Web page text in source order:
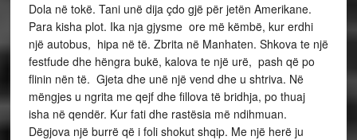
Dola në tokë. Tani unë dija çdo gjë për jetën Amerikane.
Para kisha plot. Ika nja gjysme ore më këmbë, kur erdhi
një autobus, hipa në të. Zbrita në Manhaten. Shkova te një
festfude dhe hëngra bukë, kalova te një urë, pash që po
flinin nën të. Gjeta dhe unë një vend dhe u shtriva. Në
mëngjes u ngrita me qejf dhe fillova të bridhja, po thuaj
isha në qendër. Kur fati dhe rastësia më ndihmuan.
Dëgjova një burrë që i foli shokut shqip. Me një herë ju